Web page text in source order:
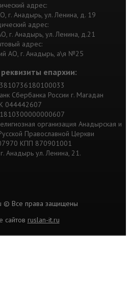
адрес:
г. Анадырь, ул. Ленина, д. 19
адрес:
г. Анадырь, ул. Ленина, д.21
адрес:
АО, г. Анадырь, а\я №25
епархии:
Сбербанка России г. Магадан
044442607
организация Анадырская и
Православной Церкви
КПП 870901001
Анадырь ул. Ленина, 21.
© Все права защищены
сайтов ruslan-it.ru